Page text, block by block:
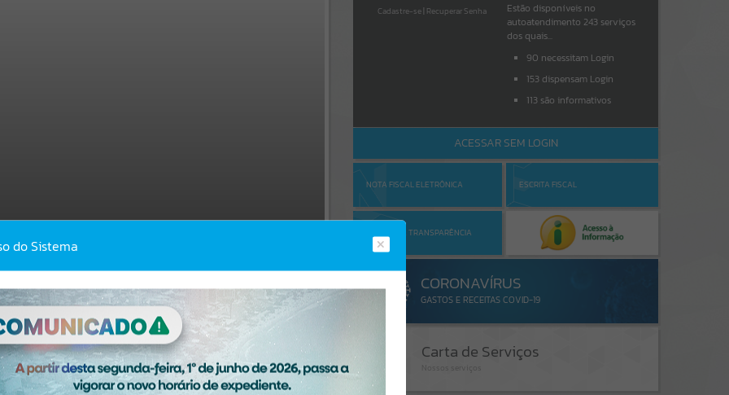
Cadastre-se| Recuperar Senha
Estão disponíveis no
autoatendimento 243 serviços
dos quais...
90 necessitam Login
153 dispensam Login
113 são informativos
ACESSAR SEM LOGIN
NOTA FISCAL ELETRÔNICA ESCRITA FISCAL
PORTAL DA TRANSPARÊNCIA
do Sistema